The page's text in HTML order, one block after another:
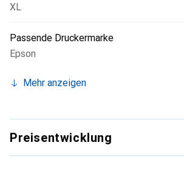
XL
Passende Druckermarke
Epson
Mehr anzeigen
Preisentwicklung